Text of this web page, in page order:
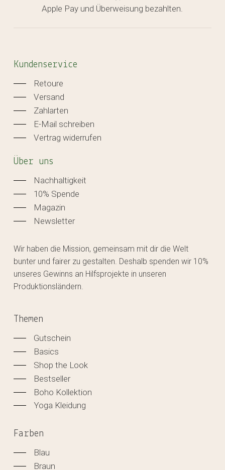
Apple Pay und Überweisung bezahlten.
Kundenservice
Retoure
Versand
Zahlarten
E-Mail schreiben
Vertrag widerrufen
Über uns
Nachhaltigkeit
10% Spende
Magazin
Newsletter
Wir haben die Mission, gemeinsam mit dir die Welt
bunter und fairer zu gestalten. Deshalb spenden wir 10%
unseres Gewinns an Hilfsprojekte in unseren
Produktionsländern.
Themen
Gutschein
Basics
Shop the Look
Bestseller
Boho Kollektion
Yoga Kleidung
Farben
Blau
Braun